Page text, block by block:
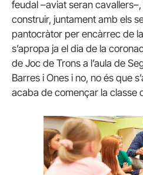
feudal –aviat seran
construir, juntament amb els
pantocràtor per encàrrec de
s’apropa ja el dia de la
de Joc de Trons a l’aula de
Barres i Ones i no, no és que
acaba de començar la classe